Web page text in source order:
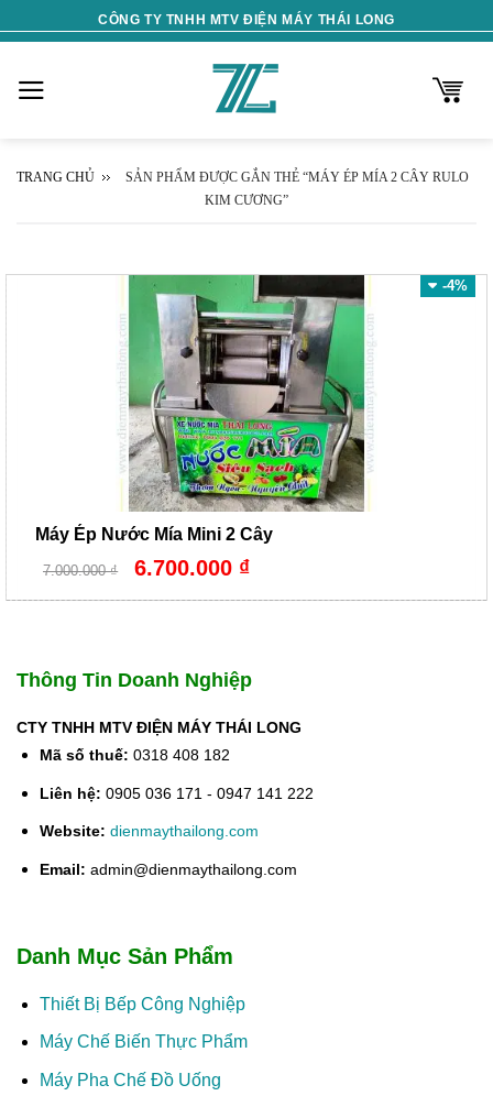
to
CÔNG TY TNHH MTV ĐIỆN MÁY THÁI LONG
TRANG CHỦ
SẢN PHẨM ĐƯỢC GẮN THẺ “MÁY ÉP MÍA 2 CÂY RULO
KIM CƯƠNG”
-4%
Máy Ép Nước Mía Mini 2 Cây
7.000.000₫
Giá
gốc
7.000.000 ₫.
6.700.000 ₫Giá
hiện
là:
Thông Tin Doanh Nghiệp
CTY TNHH MTV ĐIỆN MÁY THÁI LONG
Mã số thuế: 0318 408 182
Liên hệ: 0905 036 171 - 0947 141 222
Website: dienmaythailong.com
Email: admin@dienmaythailong.com
Danh Mục Sản Phẩm
Thiết Bị Bếp Công Nghiệp
Máy Chế Biến Thực Phẩm
Máy Pha Chế Đồ Uống